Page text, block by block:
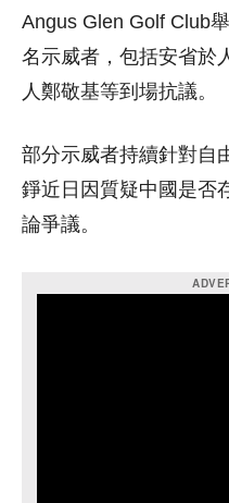
Angus Glen Golf Club
名示威者，包括安省於
人鄭敬基等到場抗議。
部分示威者持續針對自
錚近日因質疑中國是否
論爭議。